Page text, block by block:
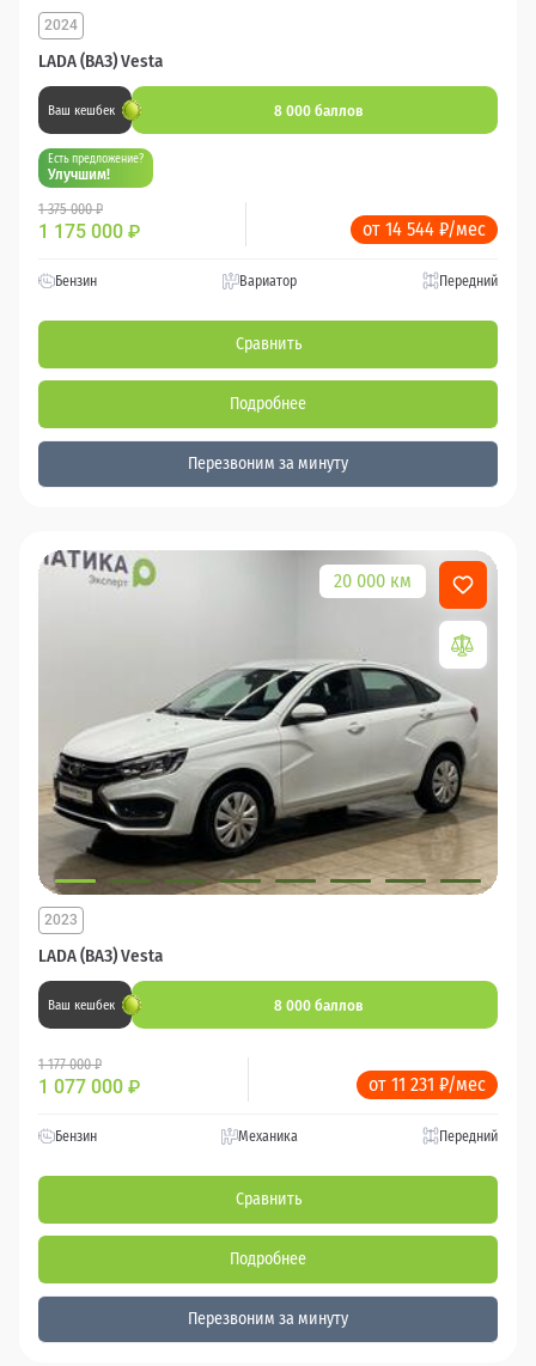
LADA (ВАЗ) Vesta
2024
Ваш кешбек 8 000 баллов
Есть предложение?
Улучшим!
1 375 000 ₽
1 175 000 ₽ от 14 544 ₽/мес
Бензин Вариатор Передний
Сравнить
Подробнее
Перезвоним за минуту
20 000 км
LADA (ВАЗ) Vesta
2023
Ваш кешбек 8 000 баллов
1 177 000 ₽
1 077 000 ₽ от 11 231 ₽/мес
Бензин Механика Передний
Сравнить
Подробнее
Перезвоним за минуту